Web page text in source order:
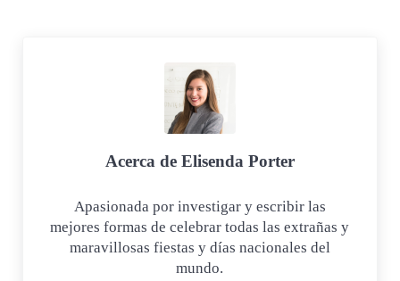
Acerca de Elisenda Porter
Apasionada por investigar y escribir las
mejores formas de celebrar todas las extrañas y
maravillosas fiestas y días nacionales del
mundo.